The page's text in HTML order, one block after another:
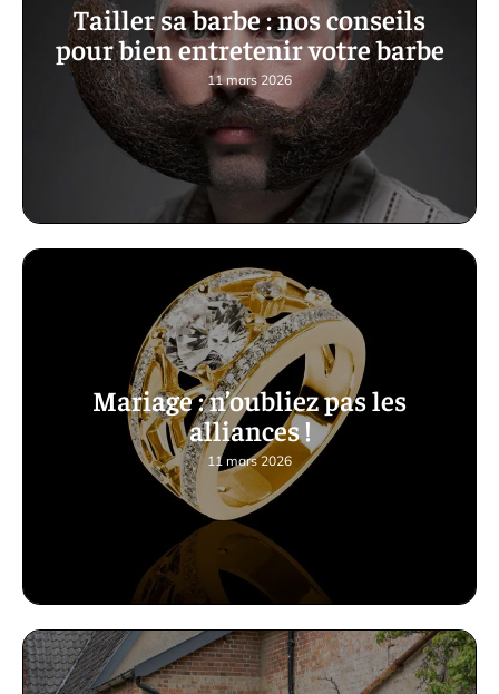
Tailler sa barbe : nos conseils
pour bien entretenir votre barbe
11 mars 2026
Mariage : n’oubliez pas les
alliances !
11 mars 2026